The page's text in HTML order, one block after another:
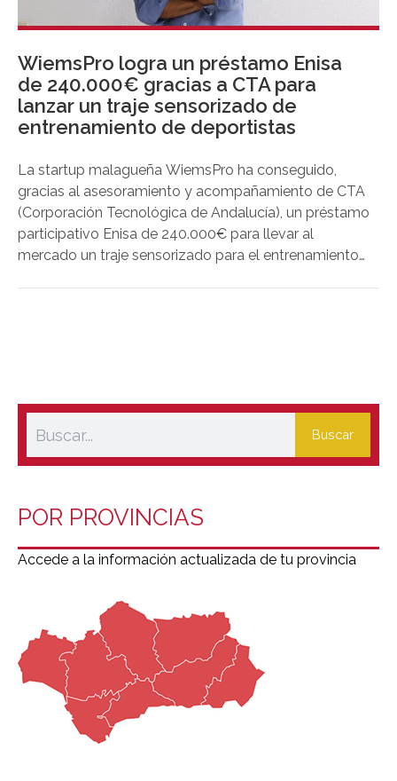
WiemsPro logra un préstamo Enisa
de 240.000€ gracias a CTA para
lanzar un traje sensorizado de
entrenamiento de deportistas
La startup malagueña WiemsPro ha conseguido,
gracias al asesoramiento y acompañamiento de CTA
(Corporación Tecnológica de Andalucía), un préstamo
participativo Enisa de 240.000€ para llevar al
mercado un traje sensorizado para el entrenamiento
Buscar
POR PROVINCIAS
Accede a la información actualizada de tu provincia